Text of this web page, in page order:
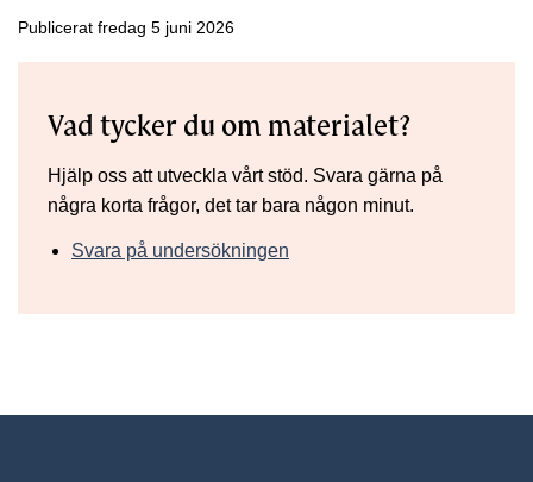
Publicerat fredag 5 juni 2026
Vad tycker du om materialet?
Hjälp oss att utveckla vårt stöd. Svara gärna på
några korta frågor, det tar bara någon minut.
Svara på undersökningen